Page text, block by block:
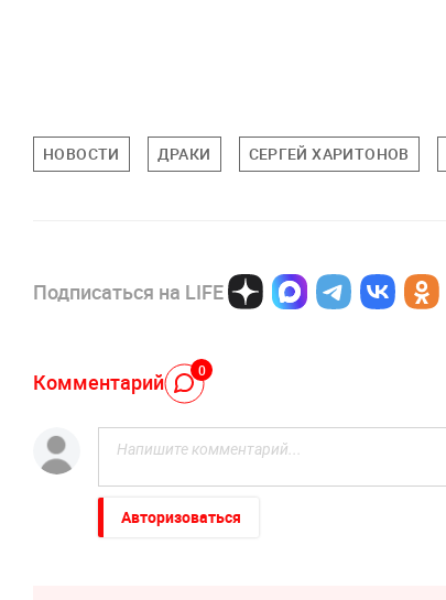
НОВОСТИ ДРАКИ СЕРГЕЙ ХАРИТОНОВ
Подписаться на LIFE
Комментарий 0
Авторизоваться